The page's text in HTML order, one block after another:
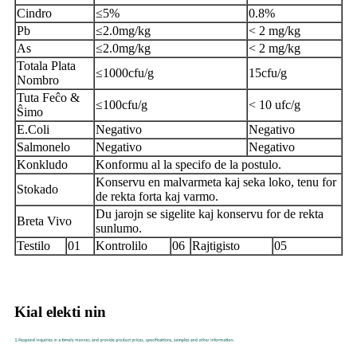
Cindro
≤5%
0.8%
Pb
≤2.0mg/kg
< 2 mg/kg
As
≤2.0mg/kg
< 2 mg/kg
Totala Plata
Nombro
≤1000cfu/g
15cfu/g
Tuta Feĉo &
Ŝimo
≤100cfu/g
< 10 ufc/g
E.Coli
Negativo
Negativo
Salmonelo
Negativo
Negativo
Konkludo
Konformu al la specifo de la postulo.
Stokado
Konservu en malvarmeta kaj seka loko, tenu for
de rekta forta kaj varmo.
Breta Vivo
Du jarojn se sigelite kaj konservu for de rekta
sunlumo.
Testilo
01 Kontrolilo 06 Rajtigisto 05
Kial elekti nin